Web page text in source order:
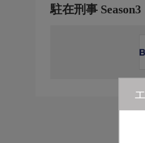
駐在刑事 Season3